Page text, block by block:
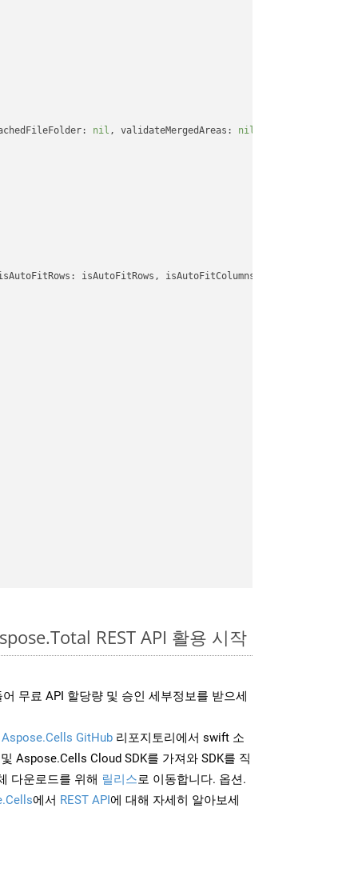
nil , validateMergedAreas: nil
isAutoFitRows, isAutoFitColumns:
REST API 활용 시작
무료 API 할당량 및 승인 세부정보를 받으세
Aspose.Cells GitHub 리포지토리에서 swift 소
Aspose.Cells Cloud SDK를 가져와 SDK를 직
다운로드를 위해 릴리스로 이동합니다. 옵션.
에서 REST API에 대해 자세히 알아보세